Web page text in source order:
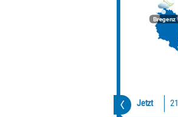
Bregenz
Jetzt 21